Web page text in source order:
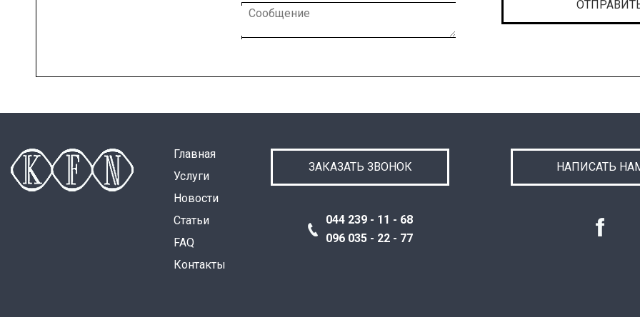
Главная
Услуги
Новости
Статьи
FAQ
Контакты
ЗАКАЗАТЬ ЗВОНОК
044 239 - 11 - 68
096 035 - 22 - 77
НАПИСАТЬ